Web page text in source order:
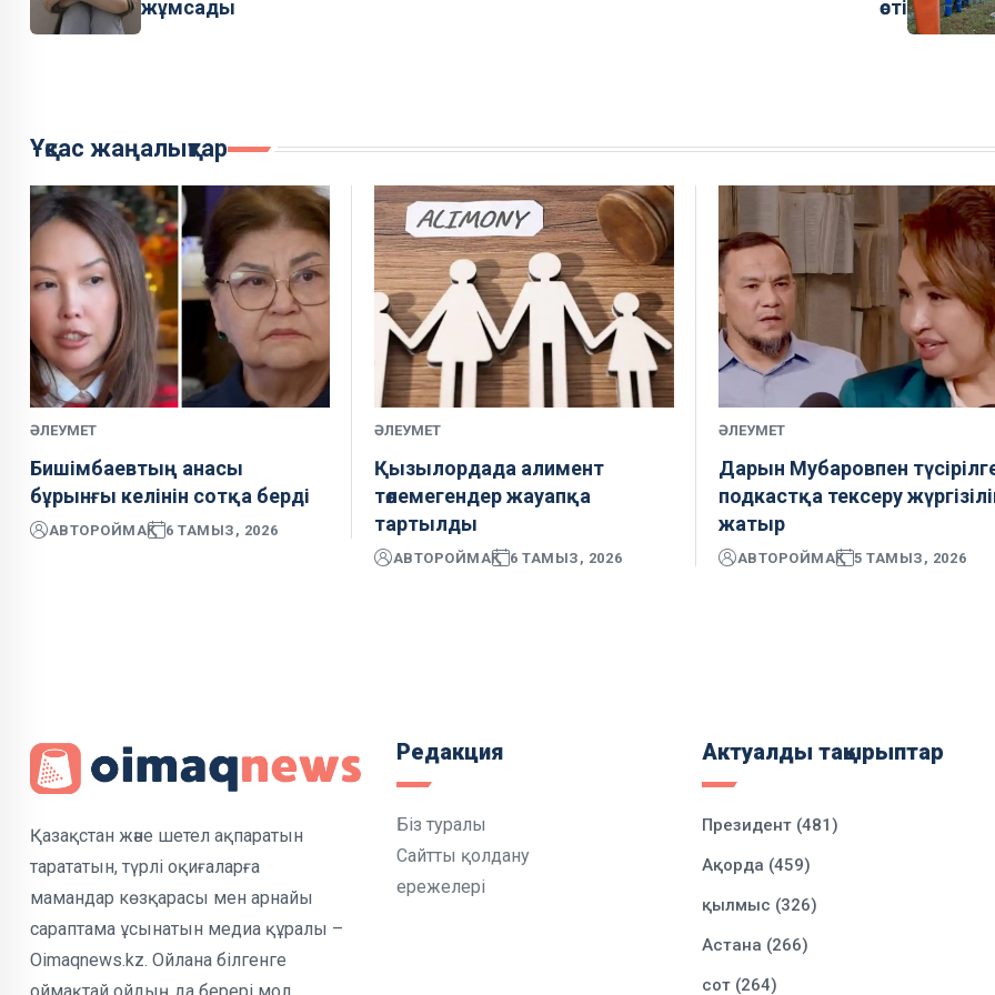
жұмсады өсті
Ұқсас жаңалықтар
ӘЛЕУМЕТ
Бишімбаевтың анасы
бұрынғы келінін сотқа берді
АВТОРОЙМАҚ 6 ТАМЫЗ, 2026
ӘЛЕУМЕТ
Қызылордада алимент
төлемегендер жауапқа
тартылды
АВТОРОЙМАҚ 6 ТАМЫЗ, 2026
ӘЛЕУМЕТ
Дарын Мубаровпен
подкастқа тексеру
жатыр
АВТОРОЙМАҚ 5 ТАМЫЗ, 2026
Қазақстан және шетел ақпаратын
тарататын, түрлі оқиғаларға
мамандар көзқарасы мен арнайы
сараптама ұсынатын медиа құралы –
Oimaqnews.kz. Ойлана білгенге
оймақтай ойдың да берері мол.
Редакция
Біз туралы
Сайтты қолдану
ережелері
Актуалды тақырыптар
Президент (481)
Ақорда (459)
қылмыс (326)
Астана (266)
сот (264)